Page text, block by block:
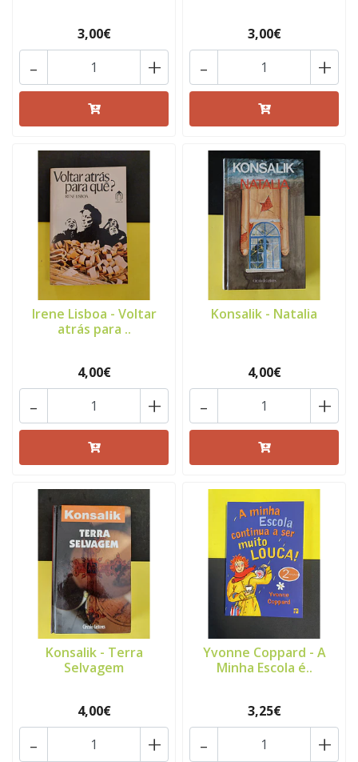
3,00€
+
-
3,00€
+
-
Irene Lisboa - Voltar
atrás para ..
4,00€
+
-
Konsalik - Natalia
4,00€
+
-
Konsalik - Terra
Selvagem
4,00€
+
-
Yvonne Coppard - A
Minha Escola é..
3,25€
+
-